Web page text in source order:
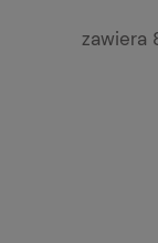
zawiera